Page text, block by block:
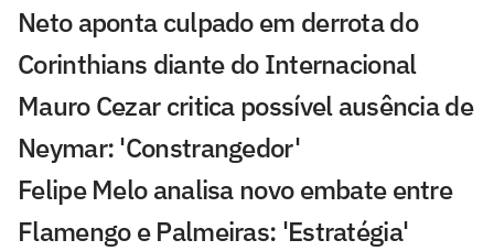
Neto aponta culpado em derrota do
Corinthians diante do Internacional
Mauro Cezar critica possível ausência de
Neymar: 'Constrangedor'
Felipe Melo analisa novo embate entre
Flamengo e Palmeiras: 'Estratégia'